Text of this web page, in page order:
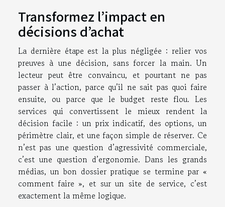
Transformez l’impact en
décisions d’achat
La dernière étape est la plus négligée : relier vos
preuves à une décision, sans forcer la main. Un
lecteur peut être convaincu, et pourtant ne pas
passer à l’action, parce qu’il ne sait pas quoi faire
ensuite, ou parce que le budget reste flou. Les
services qui convertissent le mieux rendent la
décision facile : un prix indicatif, des options, un
périmètre clair, et une façon simple de réserver. Ce
n’est pas une question d’agressivité commerciale,
c’est une question d’ergonomie. Dans les grands
médias, un bon dossier pratique se termine par «
comment faire », et sur un site de service, c’est
exactement la même logique.